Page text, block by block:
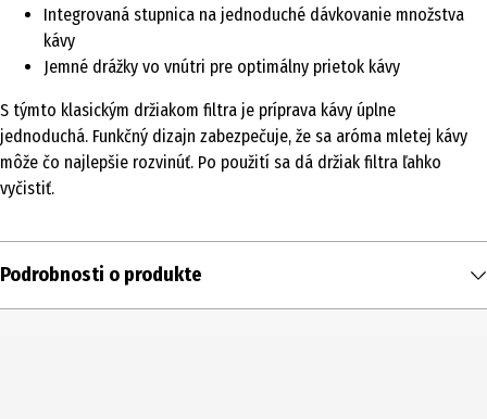
Integrovaná stupnica na jednoduché dávkovanie množstva
kávy
Jemné drážky vo vnútri pre optimálny prietok kávy
S týmto klasickým držiakom filtra je príprava kávy úplne
jednoduchá. Funkčný dizajn zabezpečuje, že sa aróma mletej kávy
môže čo najlepšie rozvinúť. Po použití sa dá držiak filtra ľahko
vyčistiť.
Podrobnosti o produkte